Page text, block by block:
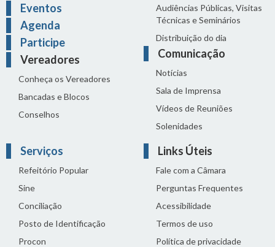
Eventos
Agenda
Participe
Vereadores
Conheça os Vereadores
Bancadas e Blocos
Conselhos
Audiências Públicas, Visitas
Técnicas e Seminários
Distribuição do dia
Comunicação
Notícias
Sala de Imprensa
Vídeos de Reuniões
Solenidades
Serviços
Refeitório Popular
Sine
Conciliação
Posto de Identificação
Procon
Links Úteis
Fale com a Câmara
Perguntas Frequentes
Acessibilidade
Termos de uso
Política de privacidade